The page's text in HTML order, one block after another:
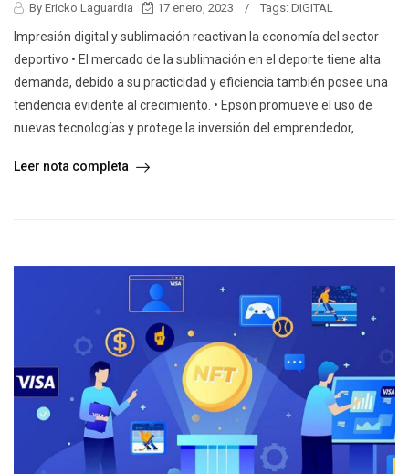
By Ericko Laguardia 17 enero, 2023 / Tags: DIGITAL
Impresión digital y sublimación reactivan la economía del sector
deportivo • El mercado de la sublimación en el deporte tiene alta
demanda, debido a su practicidad y eficiencia también posee una
tendencia evidente al crecimiento. • Epson promueve el uso de
nuevas tecnologías y protege la inversión del emprendedor,...
Leer nota completa